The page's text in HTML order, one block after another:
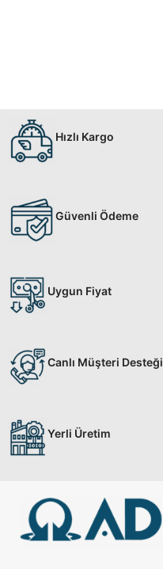
Hızlı Kargo
Güvenli Ödeme
Uygun Fiyat
Canlı Müşteri Desteği
Yerli Üretim